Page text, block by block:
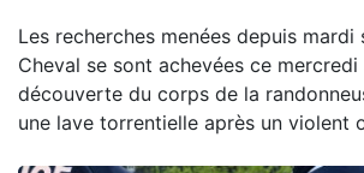
Les recherches menées depuis
Cheval se sont achevées ce mercredi
découverte du corps de la
une lave torrentielle après un violent